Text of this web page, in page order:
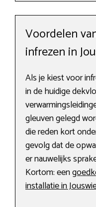
Voordelen
infrezen in
Als je kiest voor
in de huidige
gleuven gelegd
die reden kort
gevolg dat de
er nauwelijks
Kortom: een
installatie in